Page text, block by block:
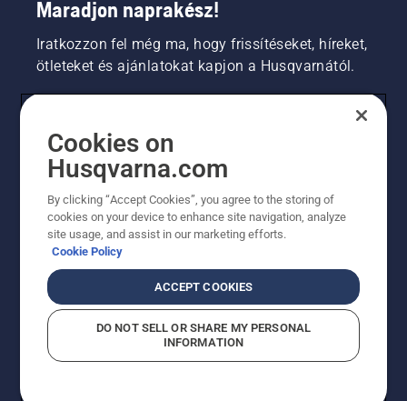
Maradjon naprakész!
Iratkozzon fel még ma, hogy frissítéseket, híreket,
ötleteket és ajánlatokat kapjon a Husqvarnától.
PROFESSZIONÁLIS
Cookies on
Husqvarna.com
By clicking “Accept Cookies”, you agree to the storing of
cookies on your device to enhance site navigation, analyze
site usage, and assist in our marketing efforts.
Cookie Policy
ACCEPT COOKIES
DO NOT SELL OR SHARE MY PERSONAL
INFORMATION